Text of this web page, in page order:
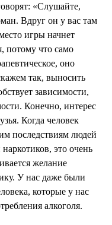
«Слушайте,
Вдруг он у вас там
игры начнет
потому что само
оно
так, выносить
зависимости,
Конечно, интерес
Когда человек
последствиям людей
это очень
желание
У нас даже были
которые у нас
алкоголя.